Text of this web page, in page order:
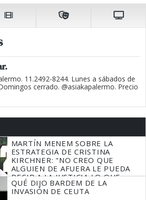
11.2492-8244. Lunes a sábados de
cerrado. @asiakapalermo. Precio
MARTÍN MENEM SOBRE LA
ESTRATEGIA DE CRISTINA
KIRCHNER: "NO CREO QUE
ALGUIEN DE AFUERA LE PUEDA
DECIR A LA JUSTICIA LO QUE
TIENE QUE HACER"
QUÉ DIJO BARDEM DE LA
INVASIÓN DE CEUTA